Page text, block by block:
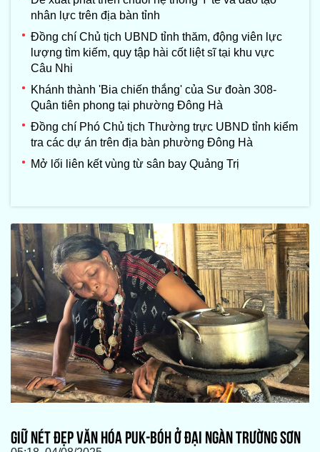
nhân lực trên địa bàn tỉnh
Đồng chí Chủ tịch UBND tỉnh thăm, động viên lực
lượng tìm kiếm, quy tập hài cốt liệt sĩ tại khu vực
Câu Nhi
Khánh thành 'Bia chiến thắng' của Sư đoàn 308-
Quân tiên phong tại phường Đông Hà
Đồng chí Phó Chủ tịch Thường trực UBND tỉnh kiểm
tra các dự án trên địa bàn phường Đông Hà
Mở lối liên kết vùng từ sân bay Quảng Trị
GIỮ NÉT ĐẸP VĂN HÓA PUK-BÓH Ở ĐẠI NGÀN TRƯỜNG SƠN